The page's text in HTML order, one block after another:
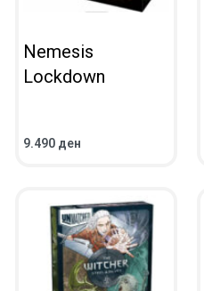
Nemesis
Lockdown
9.490 ден
ВО КОШНИЧКА